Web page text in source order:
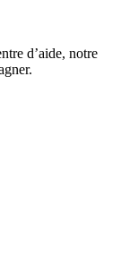
d’aide, notre